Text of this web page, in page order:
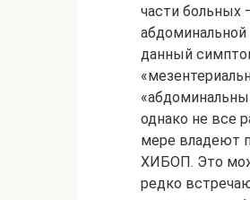
части больных
данный
однако не все
мере владеют
ХИБОП. Это
редко